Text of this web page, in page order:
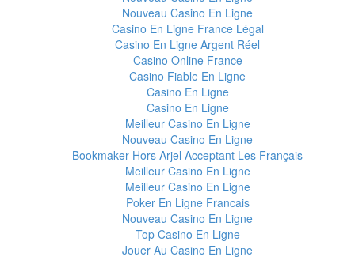
Nouveau Casino En Ligne
Casino En Ligne France Légal
Casino En Ligne Argent Réel
Casino Online France
Casino Fiable En Ligne
Casino En Ligne
Casino En Ligne
Meilleur Casino En Ligne
Nouveau Casino En Ligne
Bookmaker Hors Arjel Acceptant Les Français
Meilleur Casino En Ligne
Meilleur Casino En Ligne
Poker En Ligne Francais
Nouveau Casino En Ligne
Top Casino En Ligne
Jouer Au Casino En Ligne